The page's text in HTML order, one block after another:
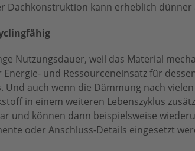
Dachkonstruktion kann erheblich dünner
Nutzungsdauer, weil das Material
und Ressourceneinsatz für
Und auch wenn die Dämmung nach
in einem weiteren Lebenszyklus
und können dann beispielsweise
oder Anschluss-Details eingesetzt